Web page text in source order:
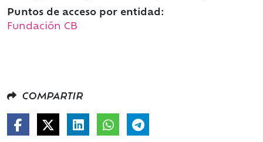
Puntos de acceso por entidad:
Fundación CB
COMPARTIR